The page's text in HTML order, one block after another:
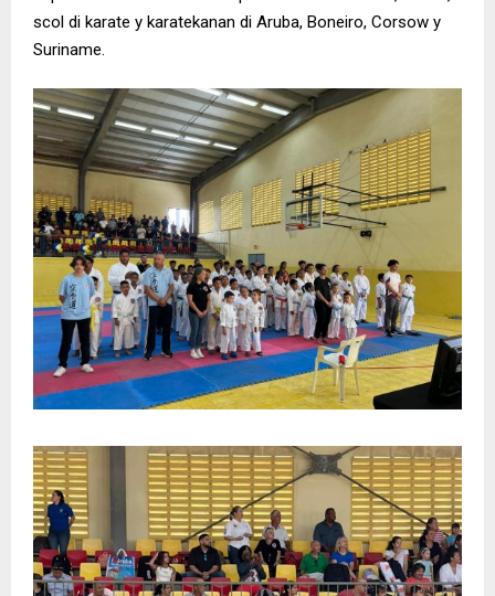
scol di karate y karatekanan di Aruba, Boneiro, Corsow y
Suriname.